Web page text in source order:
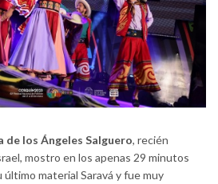
de los Ángeles Salguero, recién
mostro en los apenas 29 minutos
material Saravá y fue muy